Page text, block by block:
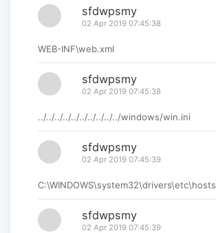
sfdwpsmy
02 Apr 2019 07:45:38
WEB-INF\web.xml
sfdwpsmy
02 Apr 2019 07:45:38
../../../../../../../../../../windows/win.ini
sfdwpsmy
02 Apr 2019 07:45:39
C:\WINDOWS\system32\drivers\etc\hosts
sfdwpsmy
02 Apr 2019 07:45:39